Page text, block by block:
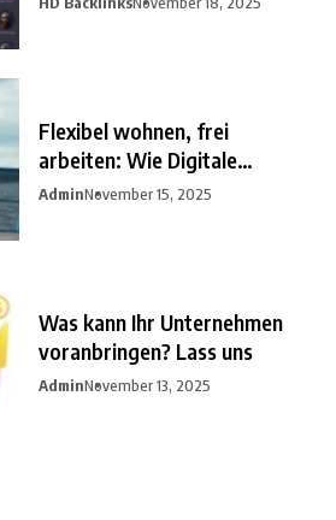
Flexibel wohnen, frei
arbeiten: Wie Digitale
Nomaden
AdminNovember 15, 2025
Was kann Ihr Unternehmen
voranbringen? Lass uns
AdminNovember 13, 2025